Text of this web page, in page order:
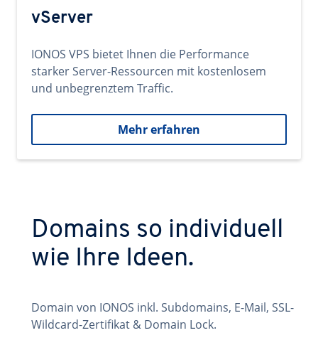
vServer
IONOS VPS bietet Ihnen die Performance
starker Server-Ressourcen mit kostenlosem
und unbegrenztem Traffic.
Mehr erfahren
Domains so individuell
wie Ihre Ideen.
Domain von IONOS inkl. Subdomains, E-Mail, SSL-
Wildcard-Zertifikat & Domain Lock.